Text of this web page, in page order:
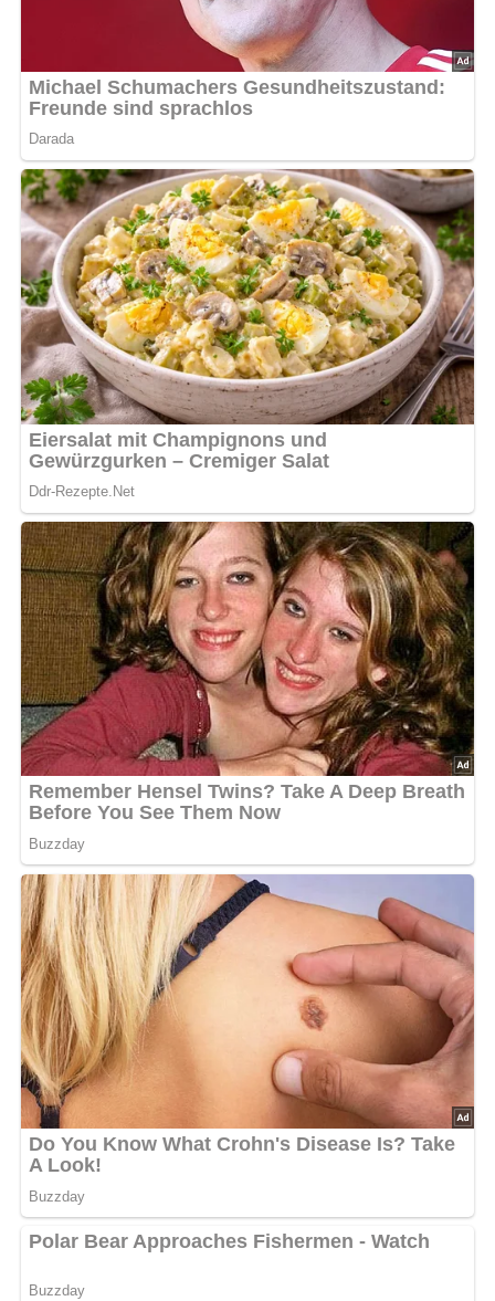
Gazpacho © Bildagentur PantherMedia / TDCPhoto
Anzahl der Portionen
Dieses Rezept reicht für etwa 4 Portionen. Du kannst die
Mengen entsprechend anpassen.
Zutaten
1200 g Tomaten
100 g entrindetes Weißbrot
2-3 Esslöffel Mayonnaise
3-4 Esslöffel Essig
Pfeffer
Salz
Paprika
1 Messerspitze Zucker
2-3 Esslöffel fein geriebene Zwiebel
1 Salatgurke
2 Esslöffel fein gehackte Petersilie oder 1 gehäufter
Esslöffel Pfefferminzblättchen